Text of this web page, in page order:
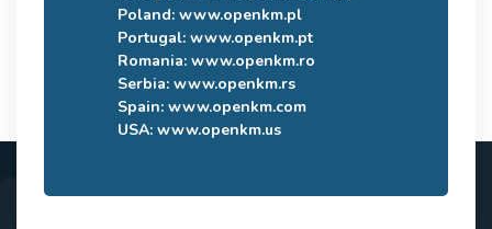
Poland: www.openkm.pl
Portugal: www.openkm.pt
Romania: www.openkm.ro
Serbia: www.openkm.rs
Spain: www.openkm.com
USA: www.openkm.us